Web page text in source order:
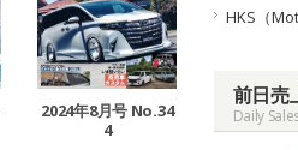
2024年8月号 No.34
4
HKS（
前日売
Daily